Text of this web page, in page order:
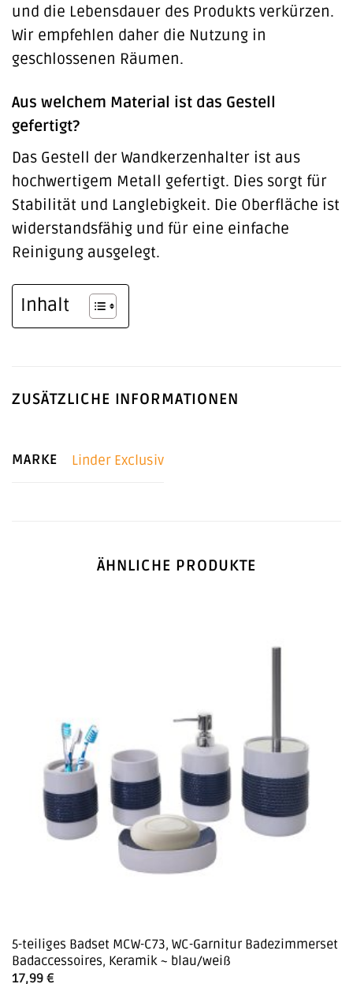
und die Lebensdauer des Produkts verkürzen.
Wir empfehlen daher die Nutzung in
geschlossenen Räumen.
Aus welchem Material ist das Gestell
gefertigt?
Das Gestell der Wandkerzenhalter ist aus
hochwertigem Metall gefertigt. Dies sorgt für
Stabilität und Langlebigkeit. Die Oberfläche ist
widerstandsfähig und für eine einfache
Reinigung ausgelegt.
Inhalt
ZUSÄTZLICHE INFORMATIONEN
MARKE Linder Exclusiv
ÄHNLICHE PRODUKTE
5-teiliges Badset MCW-C73, WC-Garnitur Badezimmerset
Badaccessoires, Keramik ~ blau/weiß
17,99 €